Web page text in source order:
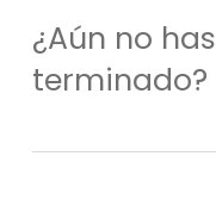
¿Aún no has
terminado?